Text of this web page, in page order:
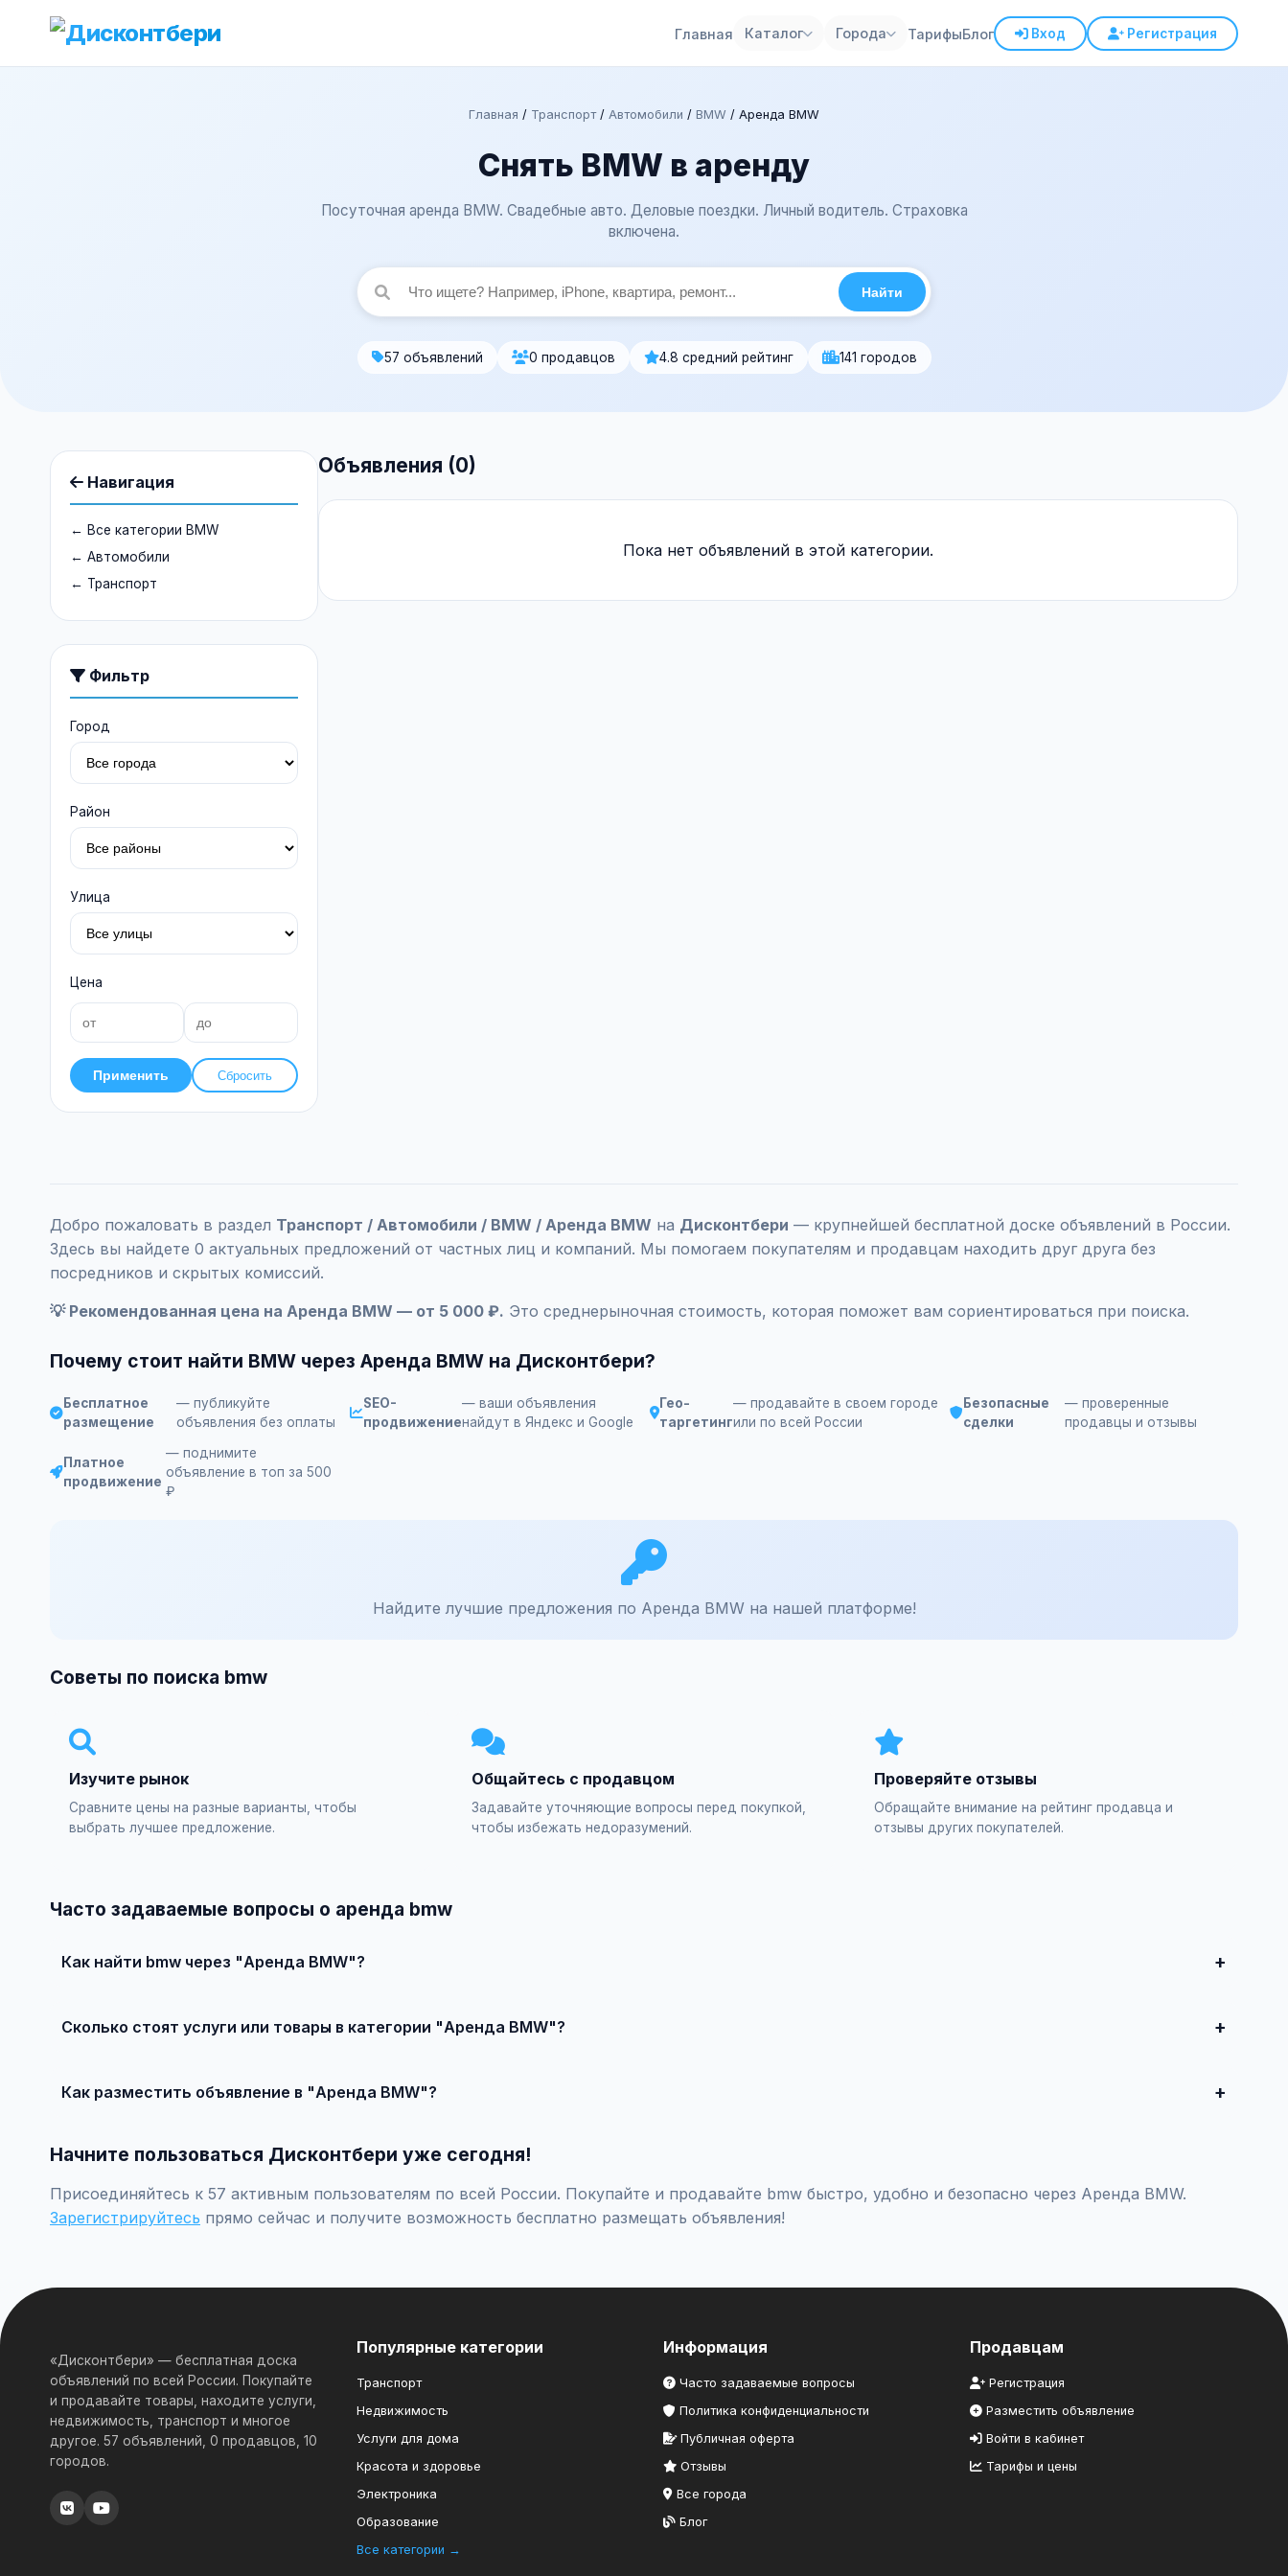
Главная Каталог Города ТарифыБлог Вход Регистрация
Главная / Транспорт/ Автомобили / BMW / Аренда BMW
Снять BMW в аренду
Посуточная аренда BMW. Свадебные авто. Деловые поездки. Личный водитель. Страховка
включена.
Найти
57 объявлений 0 продавцов 4.8 средний рейтинг 141 городов
Навигация
← Все категории BMW
← Автомобили
← Транспорт
Фильтр
Город
Район
Улица
Цена
Применить Сбросить
Объявления (0)
Пока нет объявлений в этой категории.
Добро пожаловать в раздел Транспорт / Автомобили / BMW / Аренда BMW на Дисконтбери — крупнейшей бесплатной доске объявлений в России.
Здесь вы найдете 0 актуальных предложений от частных лиц и компаний. Мы помогаем покупателям и продавцам находить друг друга без
посредников и скрытых комиссий.
💡 Рекомендованная цена на Аренда BMW — от 5 000 ₽. Это среднерыночная стоимость, которая поможет вам сориентироваться при поиска.
Почему стоит найти BMW через Аренда BMW на Дисконтбери?
Бесплатное
размещение
— публикуйте
объявления без оплаты
SEO-
продвижение
— ваши объявления
найдут в Яндекс и Google
Гео-
таргетинг
— продавайте в своем городе
или по всей России
Безопасные
сделки
— проверенные
продавцы и отзывы
Платное
продвижение
— поднимите
объявление в топ за 500
₽
Найдите лучшие предложения по Аренда BMW на нашей платформе!
Советы по поиска bmw
Изучите рынок
Сравните цены на разные варианты, чтобы
выбрать лучшее предложение.
Общайтесь с продавцом
Задавайте уточняющие вопросы перед покупкой,
чтобы избежать недоразумений.
Проверяйте отзывы
Обращайте внимание на рейтинг продавца и
отзывы других покупателей.
Часто задаваемые вопросы о аренда bmw
Как найти bmw через "Аренда BMW"?
Сколько стоят услуги или товары в категории "Аренда BMW"?
Как разместить объявление в "Аренда BMW"?
Начните пользоваться Дисконтбери уже сегодня!
Присоединяйтесь к 57 активным пользователям по всей России. Покупайте и продавайте bmw быстро, удобно и безопасно через Аренда BMW.
Зарегистрируйтесь прямо сейчас и получите возможность бесплатно размещать объявления!
«Дисконтбери» — бесплатная доска
объявлений по всей России. Покупайте
и продавайте товары, находите услуги,
недвижимость, транспорт и многое
другое. 57 объявлений, 0 продавцов, 10
городов.
Популярные категории
Транспорт
Недвижимость
Услуги для дома
Красота и здоровье
Электроника
Образование
Все категории →
Информация
Часто задаваемые вопросы
Политика конфиденциальности
Публичная оферта
Отзывы
Все города
Блог
Продавцам
Регистрация
Разместить объявление
Войти в кабинет
Тарифы и цены